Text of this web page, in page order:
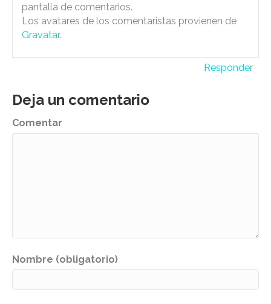
pantalla de comentarios.
Los avatares de los comentaristas provienen de
Gravatar.
Responder
Deja un comentario
Comentar
Nombre (obligatorio)